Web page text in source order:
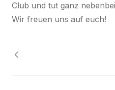
Club und tut ganz
Wir freuen uns auf euch!